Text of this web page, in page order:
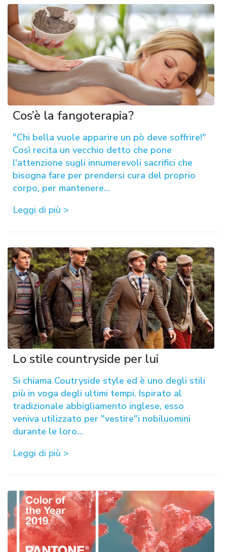
Cos’è la fangoterapia?
"Chi bella vuole apparire un pò deve soffrire!"
Così recita un vecchio detto che pone
l'attenzione sugli innumerevoli sacrifici che
bisogna fare per prendersi cura del proprio
corpo, per mantenere…
Leggi di più >
Lo stile countryside per lui
Si chiama Coutryside style ed è uno degli stili
più in voga degli ultimi tempi. Ispirato al
tradizionale abbigliamento inglese, esso
veniva utilizzato per "vestire"i nobiluomini
durante le loro…
Leggi di più >